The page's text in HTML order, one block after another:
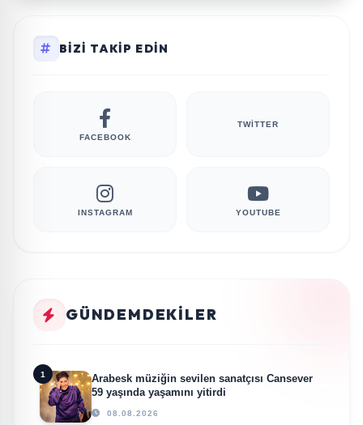
BIZI TAKIP EDIN
FACEBOOK
TWITTER
INSTAGRAM YOUTUBE
GÜNDEMDEKILER
1
Arabesk müziğin sevilen sanatçısı Cansever
59 yaşında yaşamını yitirdi
08.08.2026